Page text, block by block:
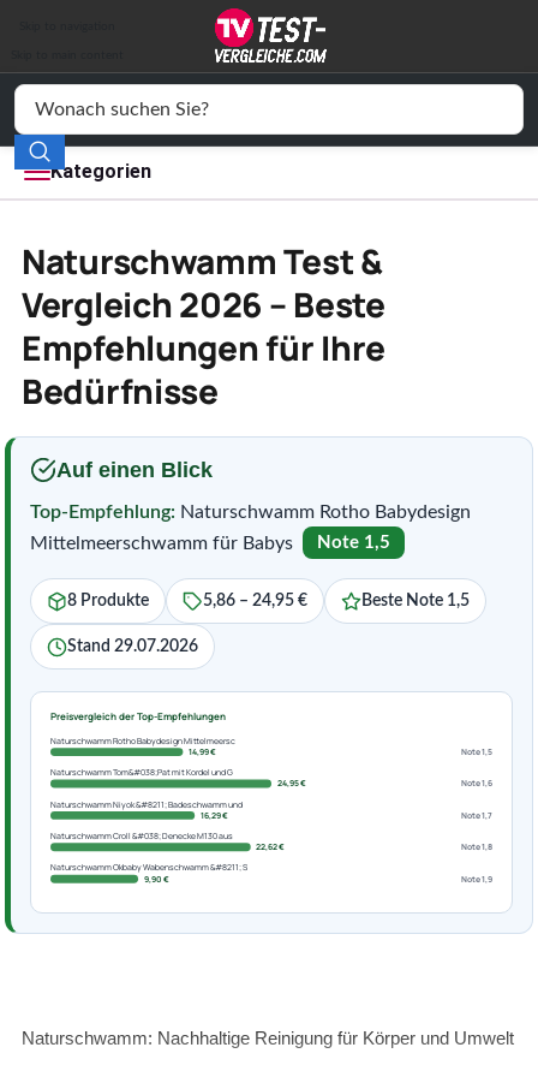
Kategorien
Elektronik
Freizeit
Wohnen
Service
Vergleichssiegel
Naturschwamm Test &
Vergleich 2026 – Beste
Empfehlungen für Ihre
Bedürfnisse
Auf einen Blick
Top-Empfehlung: Naturschwamm Rotho Babydesign
Mittelmeerschwamm für Babys
Note 1,5
8 Produkte 5,86 – 24,95 € Beste Note 1,5
Stand 29.07.2026
Preisvergleich der Top-Empfehlungen
Naturschwamm Rotho Babydesign Mittelmeersc
14,99 €
Note 1,5
Naturschwamm Tom&#038;Pat mit Kordel und G
24,95 €
Note 1,6
Naturschwamm Niyok &#8211; Badeschwamm und
16,29 €
Note 1,7
Naturschwamm Croll &#038; Denecke M130 aus
22,62 €
Note 1,8
Naturschwamm Okbaby Wabenschwamm &#8211; S
9,90 €
Note 1,9
Naturschwamm: Nachhaltige Reinigung für Körper und Umwelt